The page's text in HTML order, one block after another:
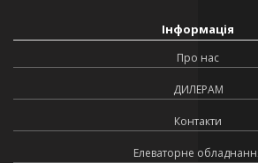
Інформація
Про нас
ДИЛЕРАМ
Контакти
Елеваторне